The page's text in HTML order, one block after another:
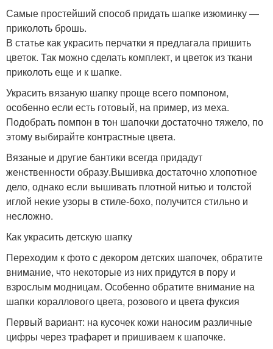
Самые простейший способ придать шапке изюминку —
приколоть брошь.
В статье как украсить перчатки я предлагала пришить
цветок. Так можно сделать комплект, и цветок из ткани
приколоть еще и к шапке.
Украсить вязаную шапку проще всего помпоном,
особенно если есть готовый, на пример, из меха.
Подобрать помпон в тон шапочки достаточно тяжело, по
этому выбирайте контрастные цвета.
Вязаные и другие бантики всегда придадут
женственности образу.Вышивка достаточно хлопотное
дело, однако если вышивать плотной нитью и толстой
иглой некие узоры в стиле-бохо, получится стильно и
несложно.
Как украсить детскую шапку
Переходим к фото с декором детских шапочек, обратите
внимание, что некоторые из них придутся в пору и
взрослым модницам. Особенно обратите внимание на
шапки кораллового цвета, розового и цвета фуксия
Первый вариант: на кусочек кожи наносим различные
цифры через трафарет и пришиваем к шапочке.